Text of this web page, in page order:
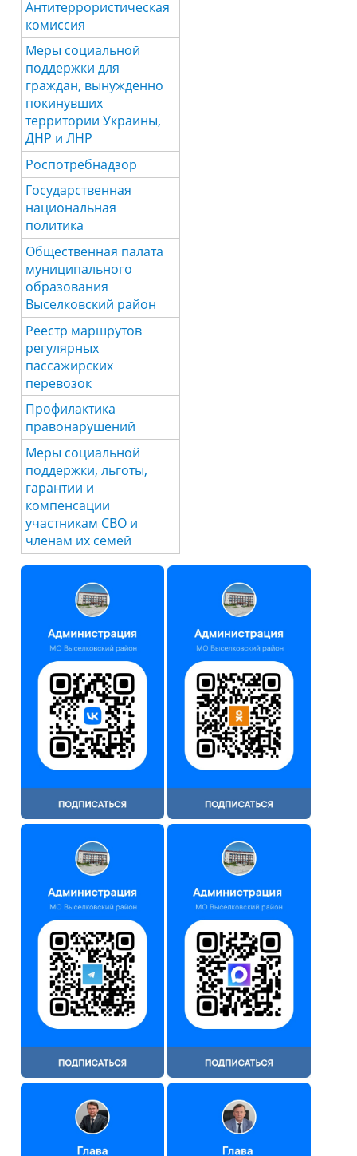
Антитеррористическая
комиссия
Меры социальной
поддержки для
граждан, вынужденно
покинувших
территории Украины,
ДНР и ЛНР
Роспотребнадзор
Государственная
национальная
политика
Общественная палата
муниципального
образования
Выселковский район
Реестр маршрутов
регулярных
пассажирских
перевозок
Профилактика
правонарушений
Меры социальной
поддержки, льготы,
гарантии и
компенсации
участникам СВО и
членам их семей